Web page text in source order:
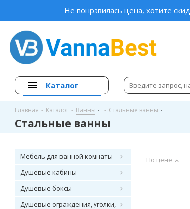
Не понравилась цена, хотите
Каталог
Главная - Каталог - Ванны - Стальные ванны
Стальные ванны
По цене
Мебель для ванной комнаты
Душевые кабины
Душевые боксы
Душевые ограждения, уголки,